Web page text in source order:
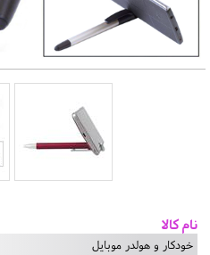
نام کالا
خودکار و هولدر موبایل